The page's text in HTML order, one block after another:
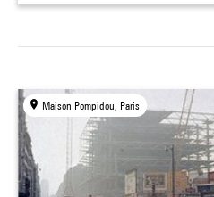
Maison Pompidou, Paris